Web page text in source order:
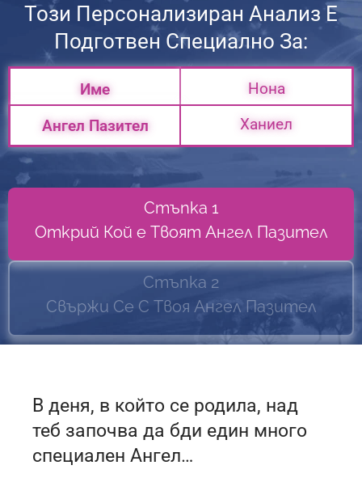
Този Персонализиран Анализ Е
Подготвен Специално За:
Име Нона
Ангел Пазител Ханиел
Стъпка 1
Открий Кой е Твоят Ангел Пазител
Стъпка 2
Свържи Се С Твоя Ангел Пазител
В деня, в който се родила, над
теб започва да бди един много
специален Ангел…